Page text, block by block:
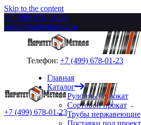
Skip to the content
+7 (499) 678-01-23
zakaz@paritetmetall.ru
Телефон: +7 (499) 678-01-23
Главная
Каталог
Рулонный прокат
Сортовой прокат
Трубы нержавеющие
Поставки под проект
+7 (499) 678-01-23